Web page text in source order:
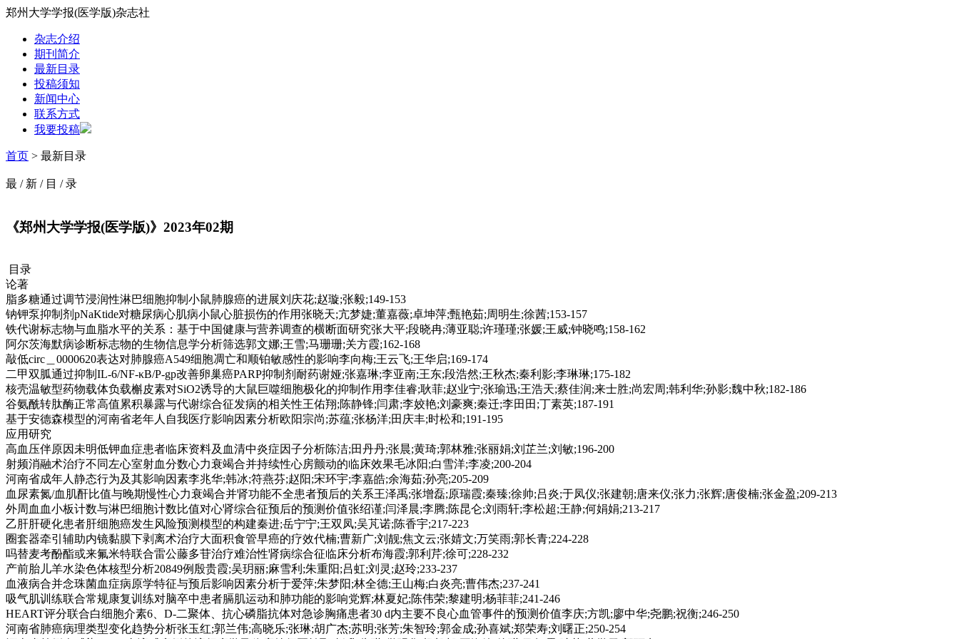
郑州大学学报(医学版)杂志社
杂志介绍
期刊简介
最新目录
投稿须知
新闻中心
联系方式
我要投稿
首页 > 最新目录
最 / 新 / 目 /录
《郑州大学学报(医学版)》2023年02期
目录
论著
脂多糖通过调节浸润性淋巴细胞抑制小鼠肺腺癌的进展刘庆花;赵璇;张毅;149-153
钠钾泵抑制剂pNaKtide对糖尿病心肌病小鼠心脏损伤的作用张晓天;亢梦婕;董嘉薇;卓坤萍;甄艳茹;周明生;徐茜;153-157
铁代谢标志物与血脂水平的关系：基于中国健康与营养调查的横断面研究张大平;段晓冉;薄亚聪;许瑾瑾;张媛;王威;钟晓鸣;158-162
阿尔茨海默病诊断标志物的生物信息学分析筛选郭文娜;王雪;马珊珊;关方霞;162-168
敲低circ＿0000620表达对肺腺癌A549细胞凋亡和顺铂敏感性的影响李向梅;王云飞;王华启;169-174
二甲双胍通过抑制IL-6/NF-κB/P-gp改善卵巢癌PARP抑制剂耐药谢娅;张嘉琳;李亚南;王东;段浩然;王秋杰;秦利影;李琳琳;175-182
核壳温敏型药物载体负载槲皮素对SiO2诱导的大鼠巨噬细胞极化的抑制作用李佳睿;耿菲;赵业宁;张瑜迅;王浩天;蔡佳润;来士胜;尚宏周;韩利华;孙影;魏中秋;182-186
谷氨酰转肽酶正常高值累积暴露与代谢综合征发病的相关性王佑翔;陈静锋;闫肃;李姣艳;刘豪爽;秦迁;李田田;丁素英;187-191
基于安德森模型的河南省老年人自我医疗影响因素分析欧阳宗尚;苏蕴;张杨洋;田庆丰;时松和;191-195
应用研究
高血压伴原因未明低钾血症患者临床资料及血清中炎症因子分析陈洁;田丹丹;张晨;黄琦;郭林雅;张丽娟;刘芷兰;刘敏;196-200
射频消融术治疗不同左心室射血分数心力衰竭合并持续性心房颤动的临床效果毛冰阳;白雪洋;李凌;200-204
河南省成年人静态行为及其影响因素李兆华;韩冰;符燕芬;赵阳;宋环宇;李嘉皓;余海茹;孙亮;205-209
血尿素氮/血肌酐比值与晚期慢性心力衰竭合并肾功能不全患者预后的关系王泽禹;张增磊;原瑞霞;秦臻;徐帅;吕炎;于凤仪;张建朝;唐来仪;张力;张辉;唐俊楠;张金盈;209-213
外周血血小板计数与淋巴细胞计数比值对心肾综合征预后的预测价值张绍谨;闫泽晨;李腾;陈昆仑;刘雨轩;李松超;王静;何娟娟;213-217
乙肝肝硬化患者肝细胞癌发生风险预测模型的构建秦进;岳宁宁;王双凤;吴芃诺;陈香宇;217-223
圈套器牵引辅助内镜黏膜下剥离术治疗大面积食管早癌的疗效代楠;曹新广;刘靓;焦文云;张婧文;万笑雨;郭长青;224-228
吗替麦考酚酯或来氟米特联合雷公藤多苷治疗难治性肾病综合征临床分析布海霞;郭利芹;徐可;228-232
产前胎儿羊水染色体核型分析20849例殷贵霞;吴玥丽;麻雪利;朱重阳;吕虹;刘灵;赵玲;233-237
血液病合并念珠菌血症病原学特征与预后影响因素分析于爱萍;朱梦阳;林全德;王山梅;白炎亮;曹伟杰;237-241
吸气肌训练联合常规康复训练对脑卒中患者膈肌运动和肺功能的影响党辉;林夏妃;陈伟荣;黎建明;杨菲菲;241-246
HEART评分联合白细胞介素6、D-二聚体、抗心磷脂抗体对急诊胸痛患者30 d内主要不良心血管事件的预测价值李庆;方凯;廖中华;尧鹏;祝衡;246-250
河南省肺癌病理类型变化趋势分析张玉红;郭兰伟;高晓乐;张琳;胡广杰;苏明;张芳;朱智玲;郭金成;孙喜斌;郑荣寿;刘曙正;250-254